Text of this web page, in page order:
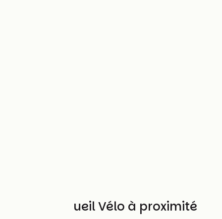
Autres Accueil Vélo à proximité